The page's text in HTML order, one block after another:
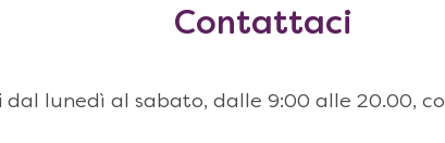
Contattaci
dal lunedì al sabato, dalle 9:00 alle 20.00,